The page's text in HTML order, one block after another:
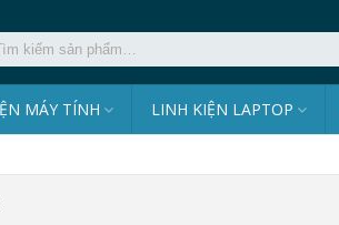
MÁY TÍNH LINH KIỆN LAPTOP